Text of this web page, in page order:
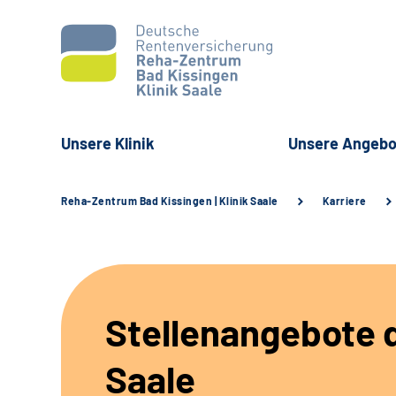
Unsere Klinik Unsere
Reha-Zentrum Bad Kissingen | Klinik Saale Karriere
Stellenangebote
Saale